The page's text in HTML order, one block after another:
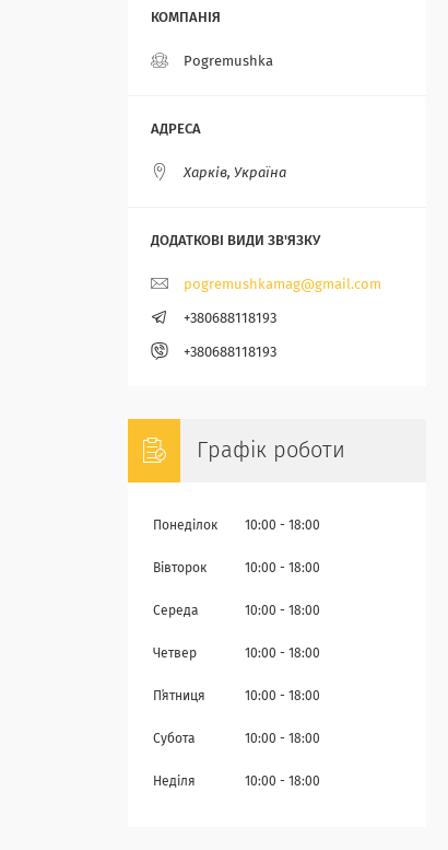
Pogremushka
Харків, Україна
pogremushkamag@gmail.com
+380688118193
+380688118193
Графік роботи
Понеділок 10:00 18:00
Вівторок 10:00 18:00
Середа 10:00 18:00
Четвер 10:00 18:00
Пʼятниця 10:00 18:00
Субота 10:00 18:00
Неділя 10:00 18:00